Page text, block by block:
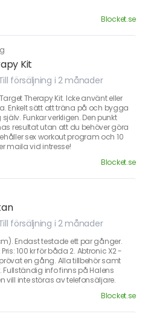
Blocket.se
Kit
försäljning i 2 månader
Therapy Kit. Icke använt eller
Enkelt sätt att träna på och bygga
Funkar verkligen. Den punkt
resultat utan att du behöver göra
sex workout program och 10
maila vid intresse!
Blocket.se
försäljning i 2 månader
Endast testade ett par gånger.
100 kr för båda 2. Abtronic X2 -
en gång. Alla tillbehör samt
Fullständig info finns på Halens
vill inte störas av telefonsäljare.
Blocket.se